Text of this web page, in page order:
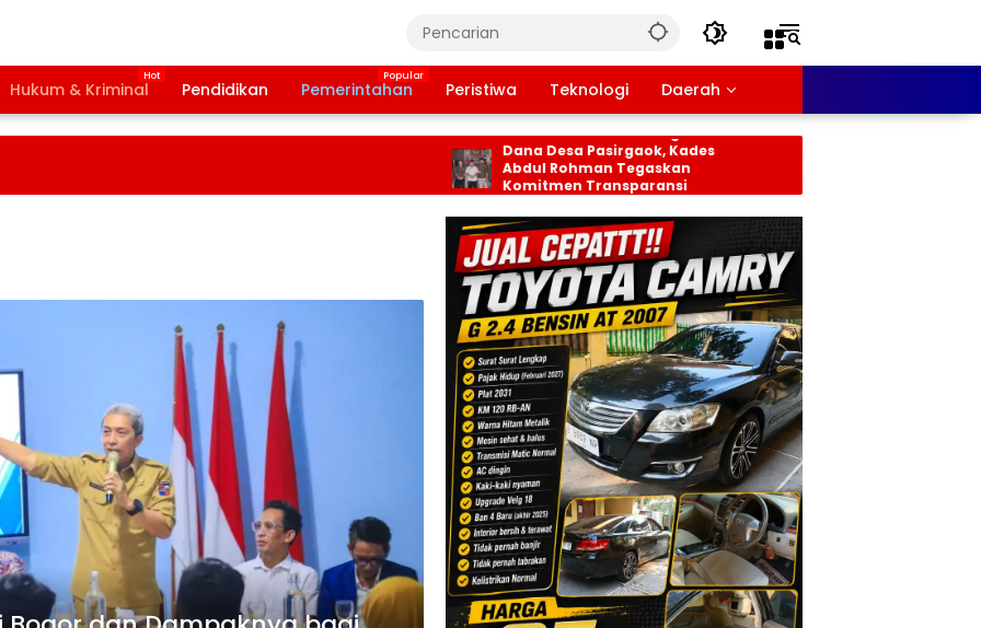
Hukum & Kriminal Pendidikan Pemerintahan Peristiwa Teknologi Daerah
LSM Trinusa Monitoring
Dana Desa Pasirgaok, Kades
Abdul Rohman Tegaskan
Komitmen Transparansi